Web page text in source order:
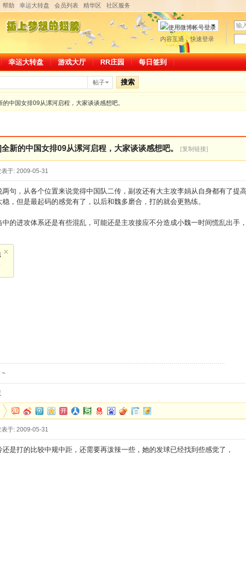
帮助 幸运大转盘 会员列表 精华区 社区服务
用
户
名
码
微博帐号登录
内容互通，快速登录
幸运大转盘 游戏大厅 RR庄园 每日签到
帖子 搜索
的中国女排09从漯河启程，大家谈谈感想吧。
全新的中国女排09从漯河启程，大家谈谈感想吧。 [复制链接]
表于: 2009-05-31
两句，从各个位置来说觉得中国队二传，副攻还有大主攻李娟从自身都有了提
稳，但是最起码的感觉有了，以后和魏多磨合，打的就会更熟练。
中的进攻体系还是有些混乱，可能还是主攻接应不分造成小魏一时间慌乱出手
~
表于: 2009-05-31
还是打的比较中规中距，还需要再泼辣一些，她的发球已经找到些感觉了，